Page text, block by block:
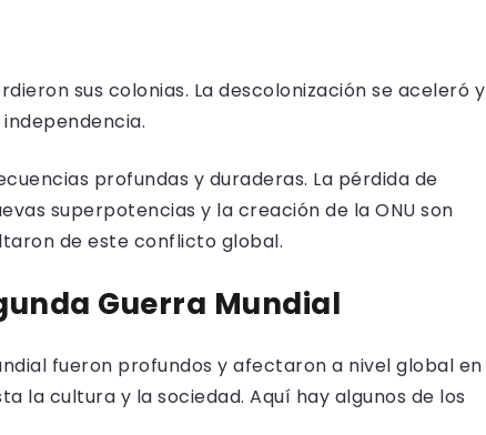
sus colonias. La descolonización se aceleró y
profundas y duraderas. La pérdida de
superpotencias y la creación de la ONU son
de este conflicto global.
Guerra Mundial
fueron profundos y afectaron a nivel global en
la cultura y la sociedad. Aquí hay algunos de los